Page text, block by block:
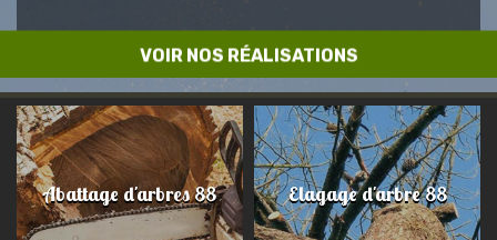
VOIR NOS RÉALISATIONS
Abattage d'arbres 88 Elagage d'arbre 88